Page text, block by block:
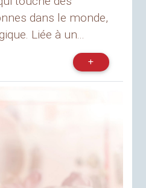
dans le monde,
Liée à un...